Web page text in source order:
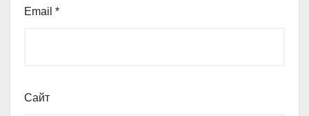
Email *
Сайт